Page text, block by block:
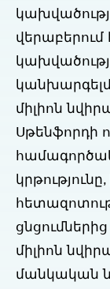
վերաբերում
միլիոն
Սթենֆորդի
միլիոն
մանկական